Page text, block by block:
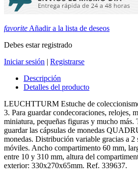
favorite Añadir a la lista de deseos
Debes estar registrado
Iniciar sesión | Registrarse
Descripción
Detalles del producto
LEUCHTTURM Estuche de
3. Para guardar condecoraciones, relojes,
miniatura, pequeñas figuras y mucho más.
guardar las cápsulas de monedas
monedas. Distribución variable gracias a 2
móviles. Ancho compartimento 60 mm,
entre 10 y 310 mm, altura del
exterior: 330x270x65mm. Ref. 339637.